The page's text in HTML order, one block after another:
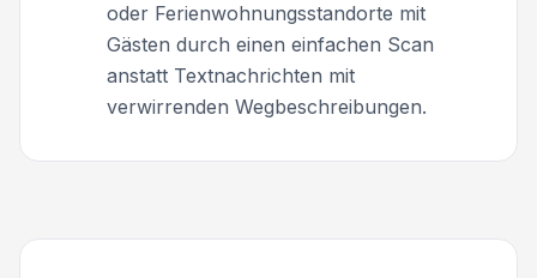
oder Ferienwohnungsstandorte mit
Gästen durch einen einfachen Scan
anstatt Textnachrichten mit
verwirrenden Wegbeschreibungen.